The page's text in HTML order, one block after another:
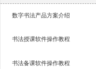
数字书法产品方案介绍
书法授课软件操作教程
书法备课软件操作教程